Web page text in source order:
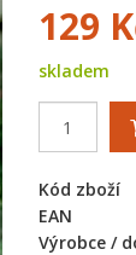
129
skladem
Kód zboží
EAN
Výrobce /